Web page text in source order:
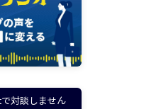
対談しません